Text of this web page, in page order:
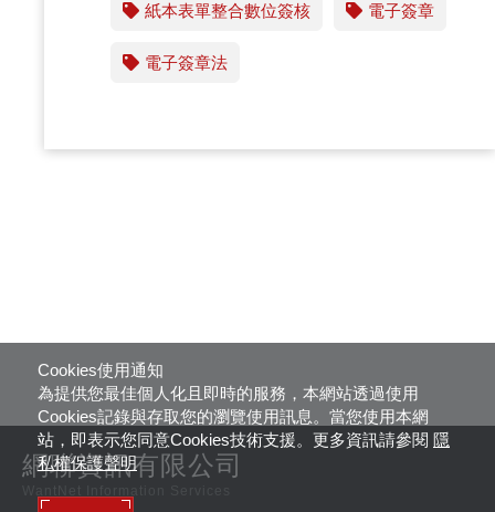
紙本表單整合數位簽核 電子簽章
電子簽章法
Cookies使用通知
為提供您最佳個人化且即時的服務，本網站透過使用
Cookies記錄與存取您的瀏覽使用訊息。當您使用本網
站，即表示您同意Cookies技術支援。更多資訊請參閱 隱
私權保護聲明
網聯資訊有限公司